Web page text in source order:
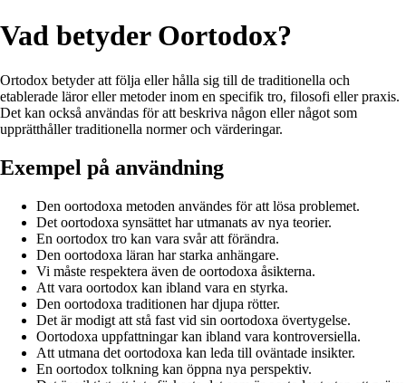
Vad betyder Oortodox?
Ortodox betyder att följa eller hålla sig till de traditionella och
etablerade läror eller metoder inom en specifik tro, filosofi eller praxis.
Det kan också användas för att beskriva någon eller något som
upprätthåller traditionella normer och värderingar.
Exempel på användning
Den oortodoxa metoden användes för att lösa problemet.
Det oortodoxa synsättet har utmanats av nya teorier.
En oortodox tro kan vara svår att förändra.
Den oortodoxa läran har starka anhängare.
Vi måste respektera även de oortodoxa åsikterna.
Att vara oortodox kan ibland vara en styrka.
Den oortodoxa traditionen har djupa rötter.
Det är modigt att stå fast vid sin oortodoxa övertygelse.
Oortodoxa uppfattningar kan ibland vara kontroversiella.
Att utmana det oortodoxa kan leda till oväntade insikter.
En oortodox tolkning kan öppna nya perspektiv.